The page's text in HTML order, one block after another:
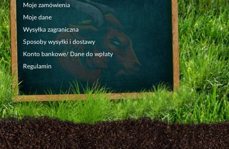
Moje zamówienia
Moje dane
Wysyłka zagraniczna
Sposoby wysyłki i dostawy
Konto bankowe/ Dane do wpłaty
Regulamin